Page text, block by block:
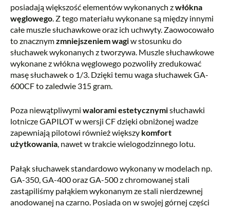
posiadają większość elementów wykonanych zwłókna
węglowego . Z tego materiału wykonane są między innymi
całe muszle słuchawkowe oraz ich uchwyty. Zaowocowało
to znacznymzmniejszeniem wagiw stosunku do
słuchawek wykonanych z tworzywa. Muszle słuchawkowe
wykonane z włókna węglowego pozwoliły zredukować
masę słuchawek o 1/3. Dzięki temu waga słuchawek GA-
600CF to zaledwie 315 gram.
Poza niewątpliwymi walorami estetycznymisłuchawki
lotnicze GAPILOT w wersji CF dzięki obniżonej wadze
zapewniają pilotowi również większy komfort
użytkowania, nawet w trakcie wielogodzinnego lotu.
Pałąk słuchawek standardowo wykonany w modelach np.
GA-350, GA-400 oraz GA-500 z chromowanej stali
zastąpiliśmy pałąkiem wykonanym ze stali nierdzewnej
anodowanej na czarno. Posiada on w swojej górnej części